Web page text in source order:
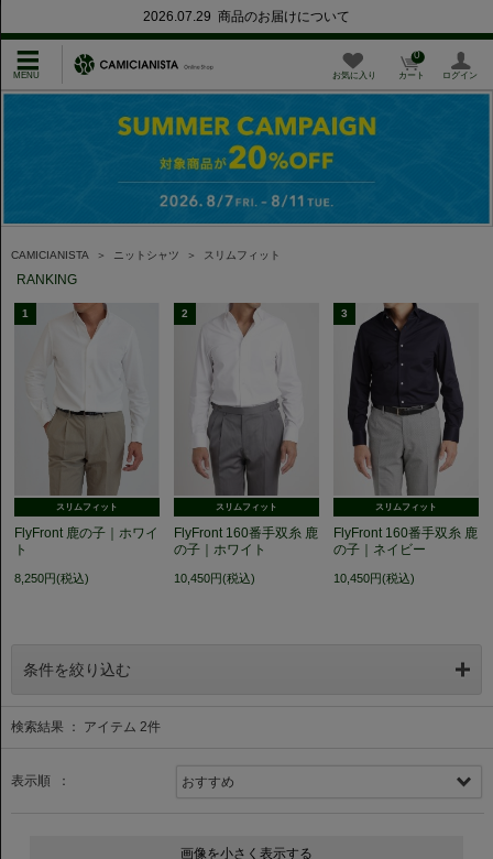
2026.07.29 商品のお届けについて
お気に入り カート
0
ログイン
CAMICIANISTA ＞ ニットシャツ ＞ スリムフィット
RANKING
1
スリムフィット
FlyFront 鹿の子｜ホワイ
ト
8,250円(税込)
2
スリムフィット
FlyFront 160番手双糸 鹿
の子｜ホワイト
10,450円(税込)
3
スリムフィット
FlyFront 160番手双糸 鹿
の子｜ネイビー
10,450円(税込)
条件を絞り込む
検索結果 ： アイテム 2件
表示順 ：